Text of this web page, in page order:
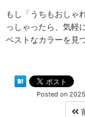
もし「うちもおしゃ
っしゃったら、気軽
ベストなカラーを見
Posted on